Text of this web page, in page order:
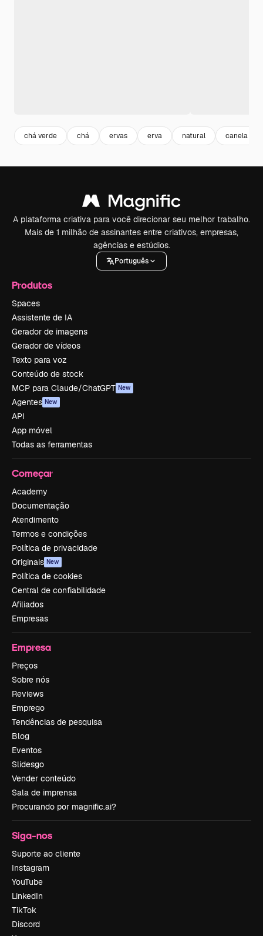
chá verde chá ervas erva natural canela
A plataforma criativa para você direcionar seu melhor trabalho.
Mais de 1 milhão de assinantes entre criativos, empresas,
agências e estúdios.
Português
Produtos
Spaces
Assistente de IA
Gerador de imagens
Gerador de vídeos
Texto para voz
Conteúdo de stock
MCP para Claude/ChatGPT New
Agentes New
API
App móvel
Todas as ferramentas
Começar
Academy
Documentação
Atendimento
Termos e condições
Política de privacidade
Originais New
Política de cookies
Central de confiabilidade
Afiliados
Empresas
Empresa
Preços
Sobre nós
Reviews
Emprego
Tendências de pesquisa
Blog
Eventos
Slidesgo
Vender conteúdo
Sala de imprensa
Procurando por magnific.ai?
Siga-nos
Suporte ao cliente
Instagram
YouTube
LinkedIn
TikTok
Discord